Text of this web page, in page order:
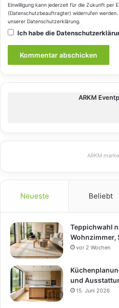
Einwilligung kann jederzeit für die Zukunft per
(Datenschutzbeauftragter) widerrufen
unserer Datenschutzerklärung.
Ich habe die
ARKM
Neueste Beliebt
Teppichwahl
Wohnzimmer,
vor 2 Wochen
und
15. Juni 2026